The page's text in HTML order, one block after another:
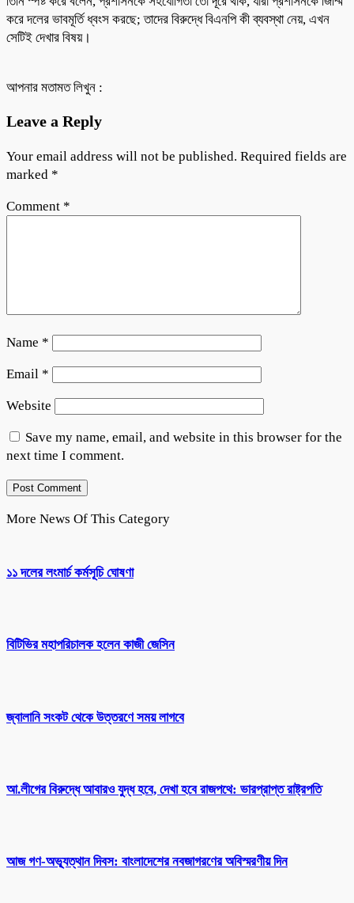
করে দলের ভাবমূর্তি ধ্বংস করছে; তাদের বিরুদ্ধে বিএনপি কী ব্যবস্থা নেয়, এখন
সেটিই দেখার বিষয়।
আপনার মতামত লিখুন :
Leave a Reply
Your email address will not be published. Required fields are
marked *
Comment *
Name *
Email *
Website
Save my name, email, and website in this browser for the
next time I comment.
More News Of This Category
১১ দলের লংমার্চ কর্মসূচি ঘোষণা
বিটিভির মহাপরিচালক হলেন কাজী জেসিন
জ্বালানি সংকট থেকে উত্তরণে সময় লাগবে
আ.লীগের বিরুদ্ধে আবারও যুদ্ধ হবে, দেখা হবে রাজপথে: ভারপ্রাপ্ত রাষ্ট্রপতি
আজ গণ-অভ্যূত্থান দিবস: বাংলাদেশের নবজাগরণের অবিস্মরণীয় দিন